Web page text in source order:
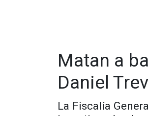
​Matan a
Daniel
La Fiscalía